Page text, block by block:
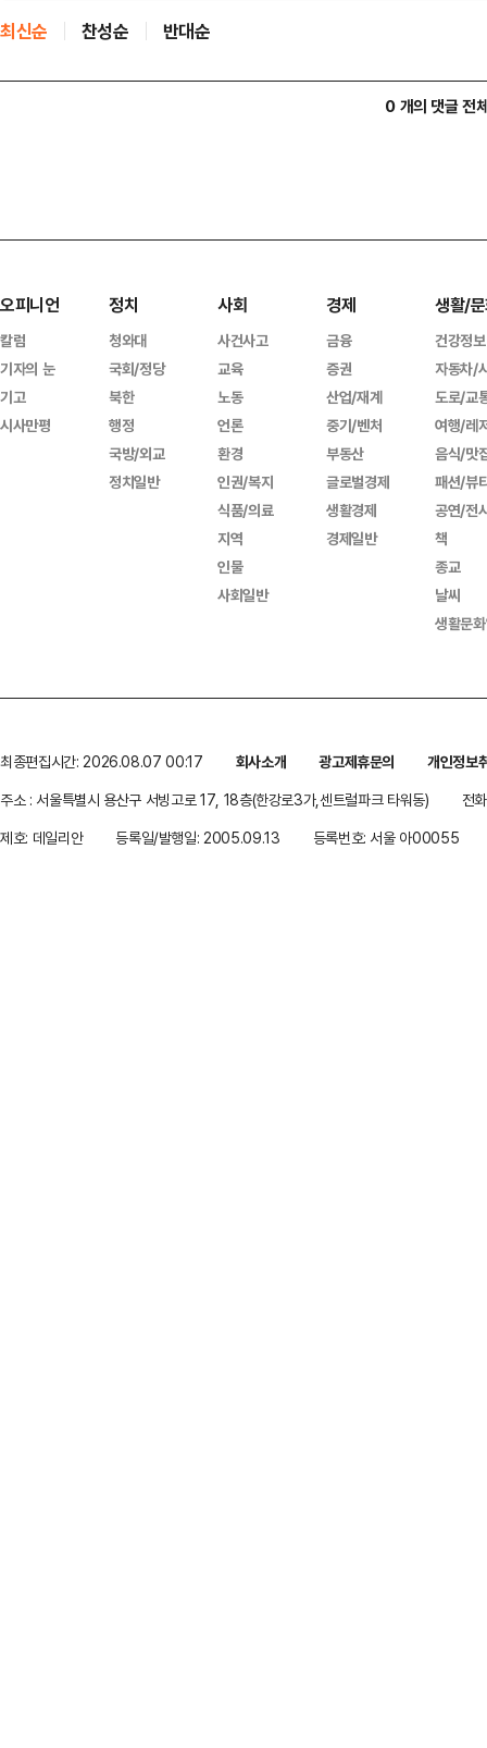
최신순 찬성순 반대순
0 개의 댓글 전
오피니언
칼럼
기자의 눈
기고
시사만평
정치
청와대
국회/정당
북한
행정
국방/외교
정치일반
사회
사건사고
교육
노동
언론
환경
인권/복지
식품/의료
지역
인물
사회일반
경제
금융
증권
산업/재계
중기/벤처
부동산
글로벌경제
생활경제
경제일반
생활/
건강정보
자동차/
도로/교
여행/레
음식/맛
패션/뷰
공연/전
책
종교
날씨
생활문
최종편집시간: 2026.08.07 00:17 회사소개 광고제휴문의
개인정보
주소 : 서울특별시 용산구 서빙고로 17, 18층(한강로3가,센트럴파크 타워동)
전
제호: 데일리안
등록일/발행일: 2005.09.13 등록번호: 서울 아00055